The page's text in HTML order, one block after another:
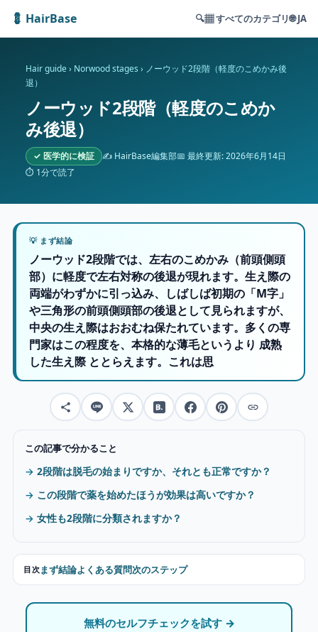
💈 HairBase 🔍▦ すべてのカテゴリ🌐 JA
Hair guide› Norwood stages › ノーウッド2段階（軽度のこめかみ後
退）
ノーウッド2段階（軽度のこめか
み後退）
✓ 医学的に検証 ✍️ HairBase編集部📅 最終更新: 2026年6月14日
⏱ 1分で読了
💡 まず結論
ノーウッド2段階では、左右のこめかみ（前頭側頭
部）に軽度で左右対称の後退が現れます。生え際の
両端がわずかに引っ込み、しばしば初期の「M字」
や三角形の前頭側頭部の後退として見られますが、
中央の生え際はおおむね保たれています。多くの専
門家はこの程度を、本格的な薄毛というより 成熟
した生え際 ととらえます。これは思
この記事で分かること
2段階は脱毛の始まりですか、それとも正常ですか？
この段階で薬を始めたほうが効果は高いですか？
女性も2段階に分類されますか？
目次まず結論よくある質問次のステップ
無料のセルフチェックを試す →